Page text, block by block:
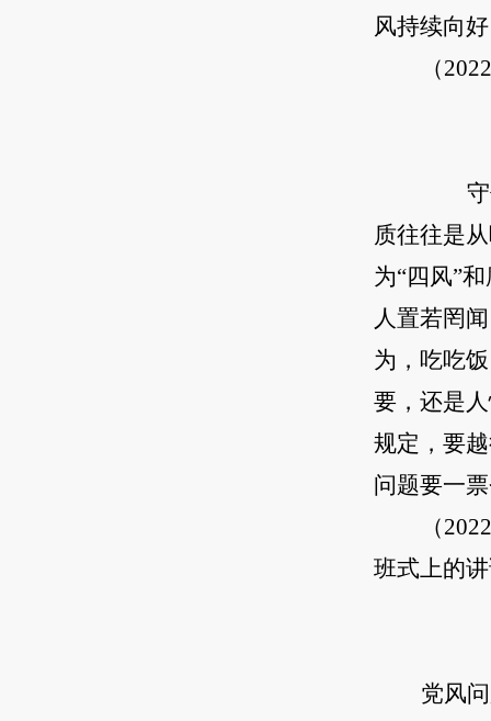
风持续向
（
守住
质往往是
为“四风”
人置若罔
为，吃吃
要，还是
规定，要
问题要一
（
班式上的
党风